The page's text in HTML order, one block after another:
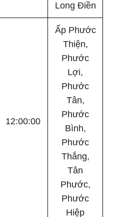
Long Điền
12:00:00
Ấp Phước
Thiện,
Phước
Lợi,
Phước
Tân,
Phước
Bình,
Phước
Thắng,
Tân
Phước,
Phước
Hiệp